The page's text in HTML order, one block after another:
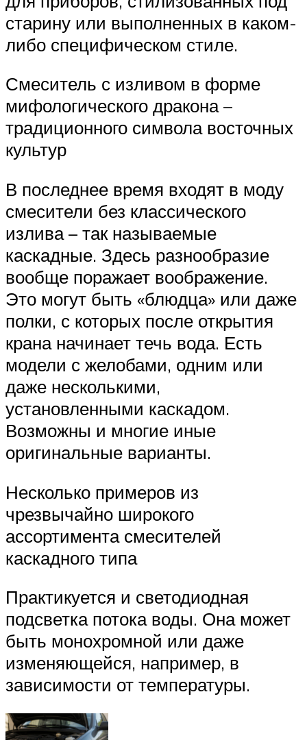
старину или выполненных в каком-
либо специфическом стиле.
Смеситель с изливом в форме
мифологического дракона –
традиционного символа восточных
культур
В последнее время входят в моду
смесители без классического
излива – так называемые
каскадные. Здесь разнообразие
вообще поражает воображение.
Это могут быть «блюдца» или даже
полки, с которых после открытия
крана начинает течь вода. Есть
модели с желобами, одним или
даже несколькими,
установленными каскадом.
Возможны и многие иные
оригинальные варианты.
Несколько примеров из
чрезвычайно широкого
ассортимента смесителей
каскадного типа
Практикуется и светодиодная
подсветка потока воды. Она может
быть монохромной или даже
изменяющейся, например, в
зависимости от температуры.